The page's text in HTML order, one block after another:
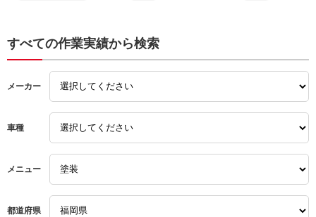
福岡市
高評価
須恵町板金塗装
ドア交換
事故修理
キズへこみ修理
保険事故対応
傷へこみ修理
保険事故対応
すべての作業実績から検索
メーカー
車種
メニュー
都道府県